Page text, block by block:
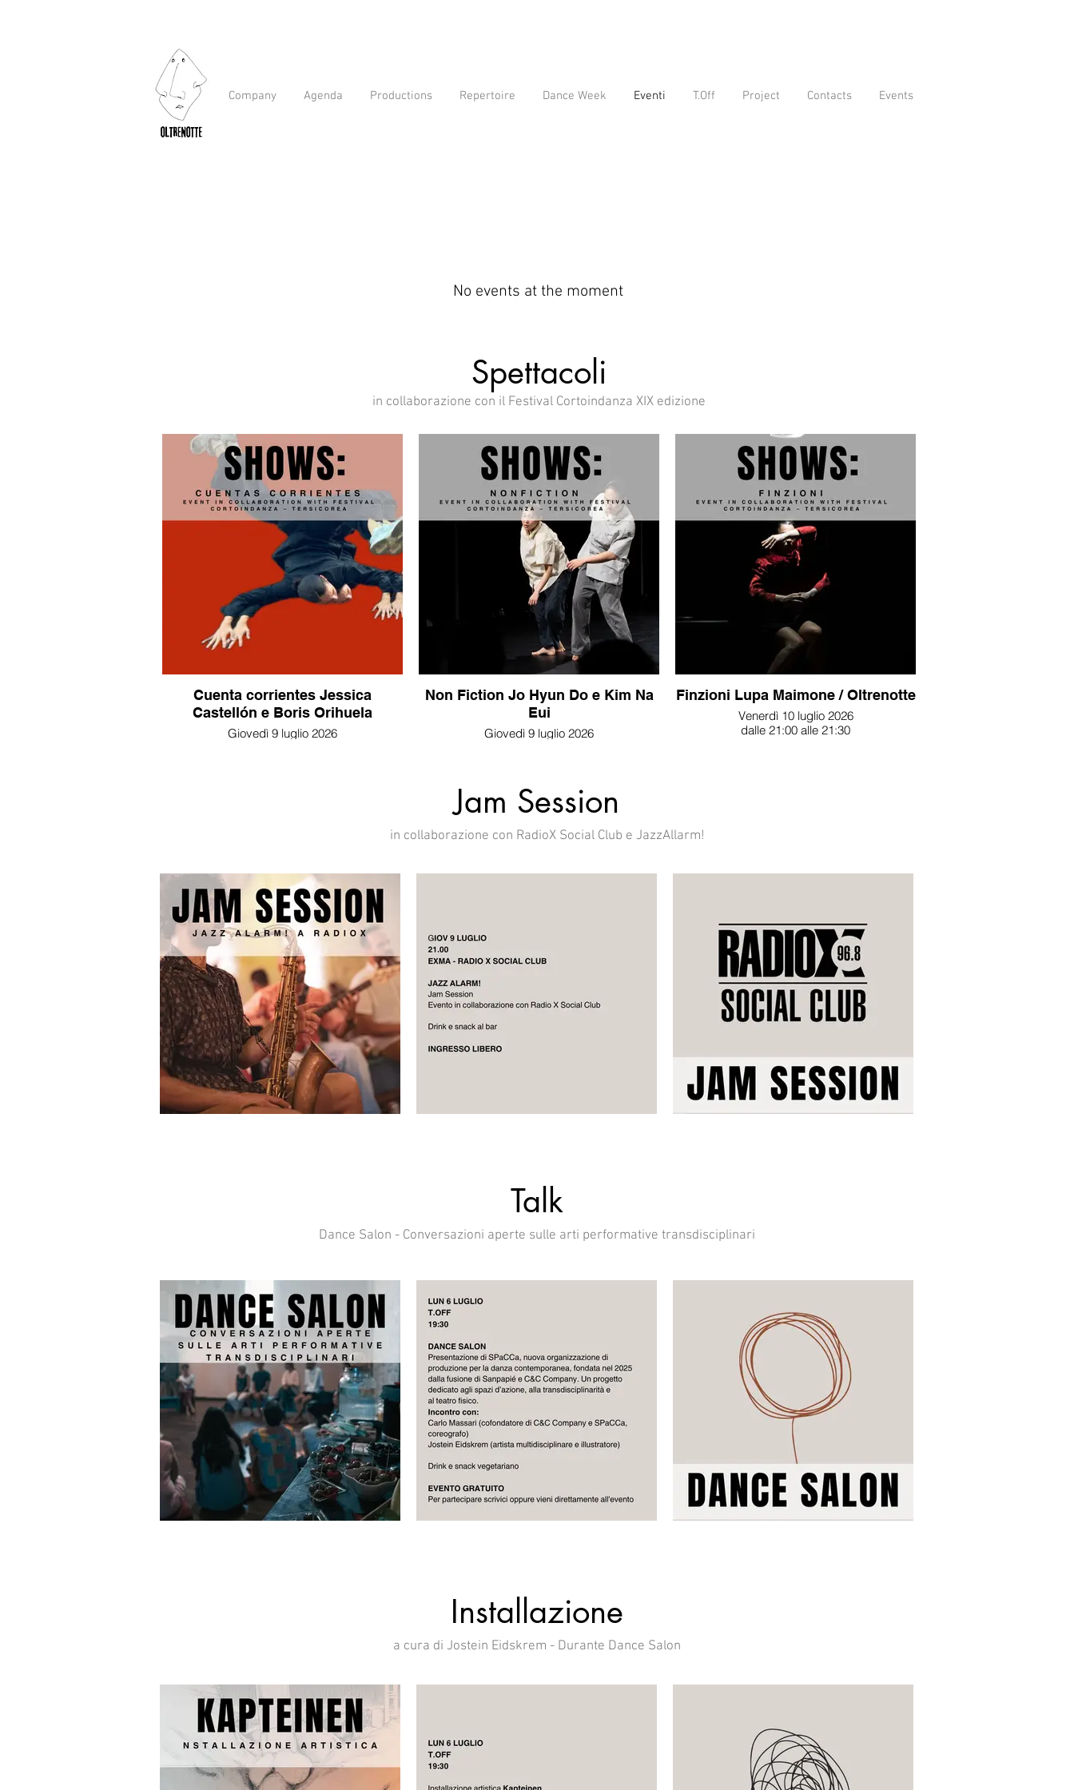
Company Agenda Productions Repertoire Dance Week Eventi T.Off Project Contacts Events
No events at the moment
Spettacoli
in collaborazione con il Festival Cortoindanza XIX edizione
Cuenta corrientes Jessica
Castellón e Boris Orihuela
Giovedì 9 luglio 2026
Non Fiction Jo Hyun Do e Kim Na
Eui
Giovedì 9 luglio 2026
Finzioni Lupa Maimone / Oltrenotte
Venerdì 10 luglio 2026
dalle 21:00 alle 21:30
Jam Session
in collaborazione con RadioX Social Club e JazzAllarm!
Talk
Dance Salon - Conversazioni aperte sulle arti performative transdisciplinari
Installazione
a cura di Jostein Eidskrem - Durante Dance Salon